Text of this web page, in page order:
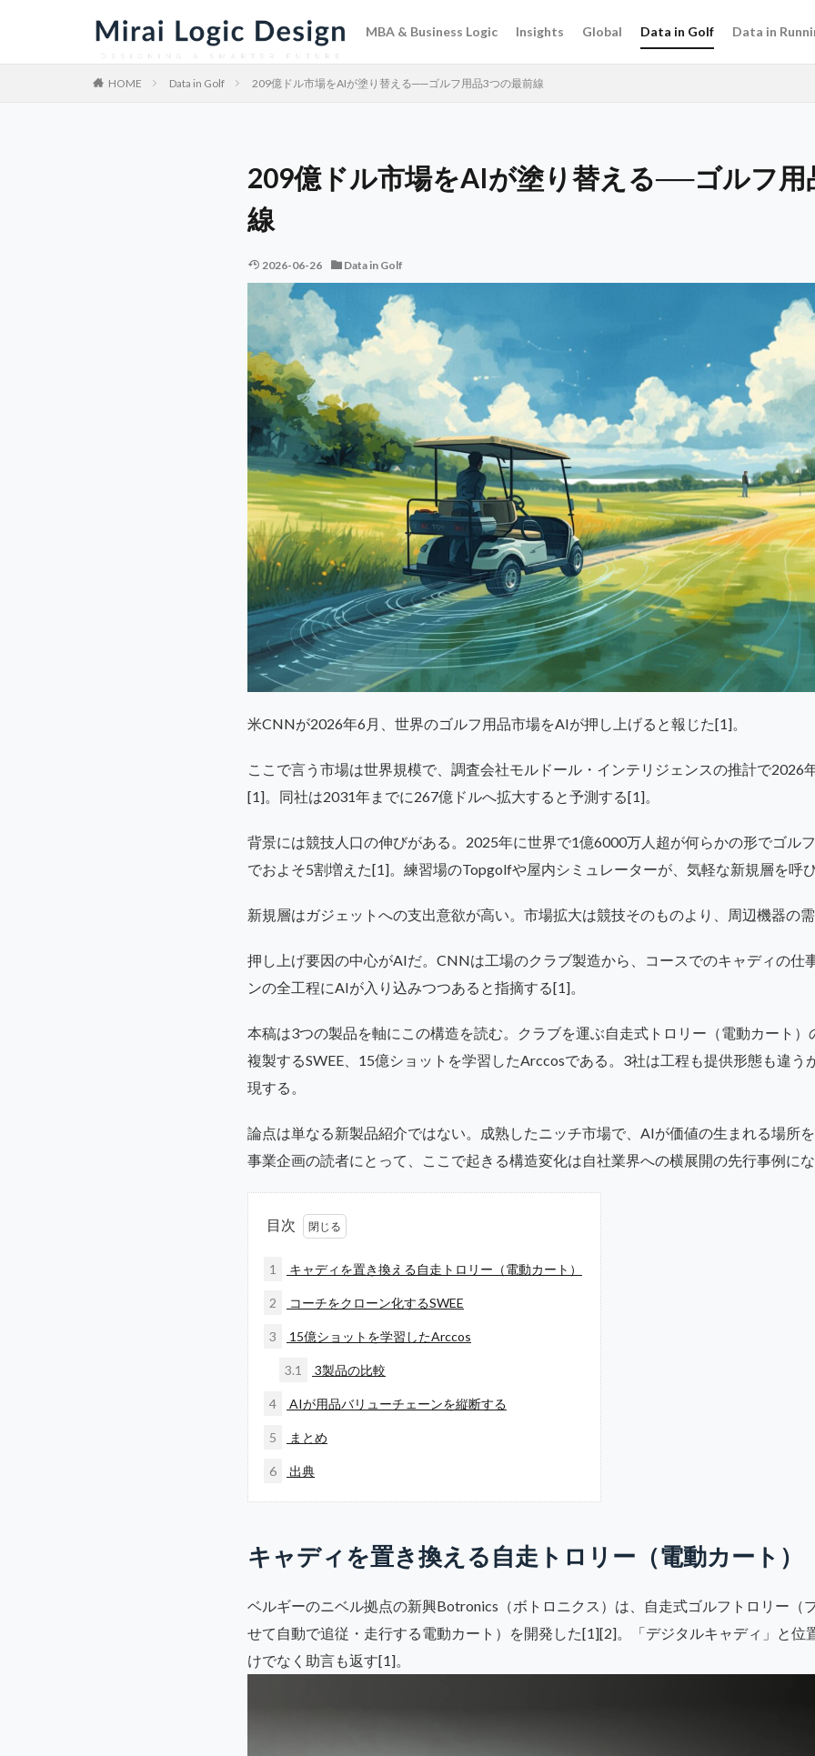
MBA & Business Logic Insights Global Data in Golf Data in
HOME Data in Golf 209億ドル市場をAIが塗り替える──ゴルフ用品3つの最前線
209億ドル市場をAIが塗り替える──ゴルフ用
線
2026-06-26 Data in Golf
米CNNが2026年6月、世界のゴルフ用品市場をAIが押し上げると報じた[1]。
ここで言う市場は世界規模で、調査会社モルドール・インテリジェンスの推計で2026
[1]。同社は2031年までに267億ドルへ拡大すると予測する[1]。
背景には競技人口の伸びがある。2025年に世界で1億6000万人超が何らかの形でゴル
でおよそ5割増えた[1]。練習場のTopgolfや屋内シミュレーターが、気軽な新規層を呼
新規層はガジェットへの支出意欲が高い。市場拡大は競技そのものより、周辺機器の需
押し上げ要因の中心がAIだ。CNNは工場のクラブ製造から、コースでのキャディの仕
ンの全工程にAIが入り込みつつあると指摘する[1]。
本稿は3つの製品を軸にこの構造を読む。クラブを運ぶ自走式トロリー（電動カート
複製するSWEE、15億ショットを学習したArccosである。3社は工程も提供形態も違う
現する。
論点は単なる新製品紹介ではない。成熟したニッチ市場で、AIが価値の生まれる場所
事業企画の読者にとって、ここで起きる構造変化は自社業界への横展開の先行事例にな
目次
1 キャディを置き換える自走トロリー（電動カート）
2 コーチをクローン化するSWEE
3 15億ショットを学習したArccos
3.1 3製品の比較
4 AIが用品バリューチェーンを縦断する
5 まとめ
6 出典
キャディを置き換える自走トロリー（電動カート）
ベルギーのニベル拠点の新興Botronics（ボトロニクス）は、自走式ゴルフトロリー（
せて自動で追従・走行する電動カート）を開発した[1][2]。「デジタルキャディ」と位
けでなく助言も返す[1]。